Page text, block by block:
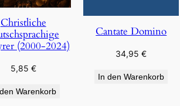
Christliche
(2000-2024)
5,85 €
Warenkorb
Cantate Domino
34,95€
In den Warenkorb